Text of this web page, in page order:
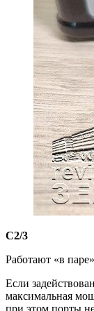
С2/3
Работают «в
Если
максимальная